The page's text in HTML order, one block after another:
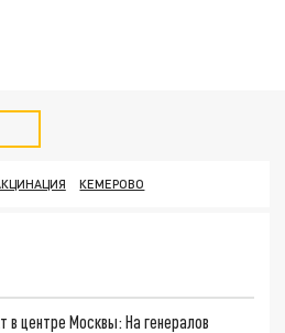
КЕМЕРОВО
центре Москвы: На генералов